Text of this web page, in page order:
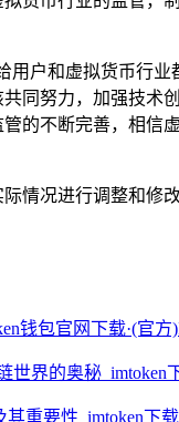
用户和虚拟货币行
同努力，加强技术
的不断完善，相信
情况进行调整和修
钱包官网下载·(官
世界的奥秘_imtoken
重要性_imtoken下